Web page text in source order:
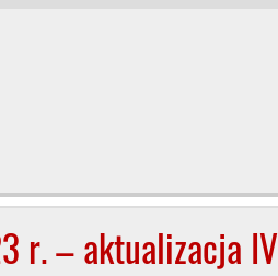
r. – aktualizacja IV